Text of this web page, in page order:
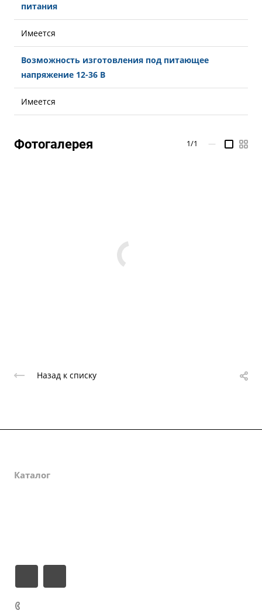
питания
Имеется
Возможность изготовления под питающее
напряжение 12-36 В
Имеется
Фотогалерея 1/1 —
Назад к списку
Каталог